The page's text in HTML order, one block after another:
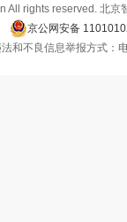
All rights reserved. 北京
京公网安备
和不良信息举报方式：